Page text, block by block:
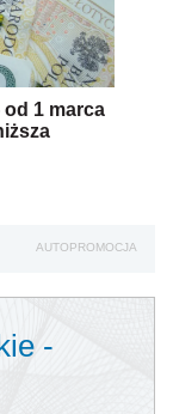
od 1 marca
AUTOPROMOCJA
-